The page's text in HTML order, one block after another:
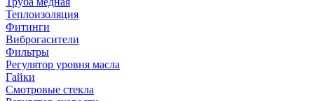
Теплоизоляция
Фитинги
Виброгасители
Фильтры
Регулятор уровня масла
Гайки
Смотровые стекла